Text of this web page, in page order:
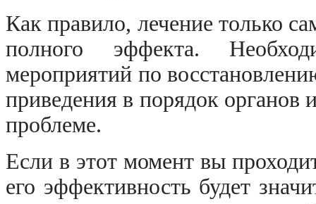
Как правило, лечение только
полного эффекта.
мероприятий по
приведения в порядок органов
проблеме.
Если в этот момент вы
его эффективность будет